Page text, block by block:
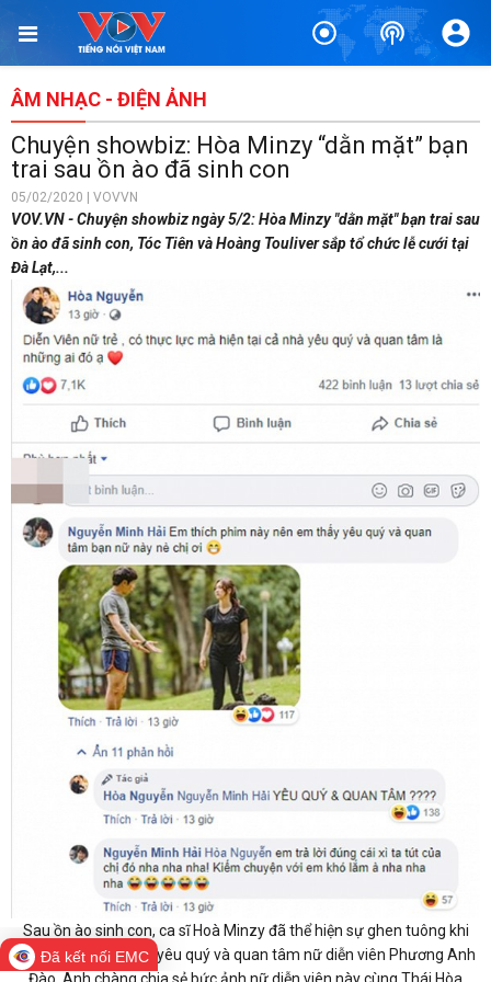
ÂM NHẠC - ĐIỆN ẢNH
Chuyện showbiz: Hòa Minzy “dằn mặt” bạn
trai sau ồn ào đã sinh con
05/02/2020 | VOVVN
VOV.VN - Chuyện showbiz ngày 5/2: Hòa Minzy "dằn mặt" bạn trai sau
ồn ào đã sinh con, Tóc Tiên và Hoàng Touliver sắp tổ chức lễ cưới tại
Đà Lạt,...
Sau ồn ào sinh con, ca sĩ Hoà Minzy đã thể hiện sự ghen tuông khi
bạn trai doanh nhân yêu quý và quan tâm nữ diễn viên Phương Anh
Đã kết nối EMC